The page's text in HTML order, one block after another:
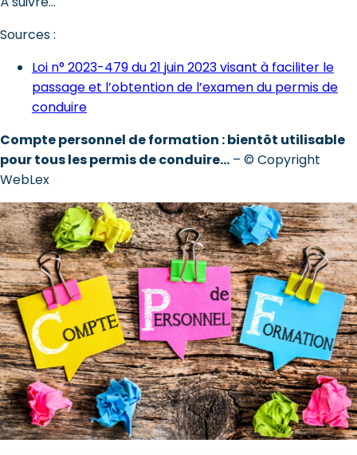
Sources :
Loi n° 2023-479 du 21 juin 2023 visant à faciliter le
passage et l’obtention de l’examen du permis de
conduire
Compte personnel de formation : bientôt utilisable
pour tous les permis de conduire… – © Copyright
WebLex